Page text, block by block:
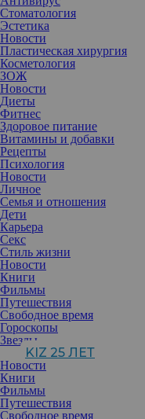
Стоматология
Эстетика
Новости
Пластическая хирургия
Косметология
ЗОЖ
Новости
Диеты
Фитнес
Здоровое питание
Витамины и добавки
Рецепты
Психология
Новости
Личное
Семья и отношения
Дети
Карьера
Секс
Стиль жизни
Новости
Книги
Фильмы
Путешествия
Свободное время
Гороскопы
Звезды
KIZ 25 ЛЕТ
Новости
Книги
Фильмы
Путешествия
Свободное время
Ностальгические тренды
малейшего намерения
Многие стилисты уже
тренд в сумках и
технике пэчворк,
эстетике Y2K.
обратить внимание.
Если вы давно
идеальный вариант на
сегодняшняя Черная
имеют все шансы стать
или хотя бы добавления в
никак не можете
оттенок вам бы хотелось